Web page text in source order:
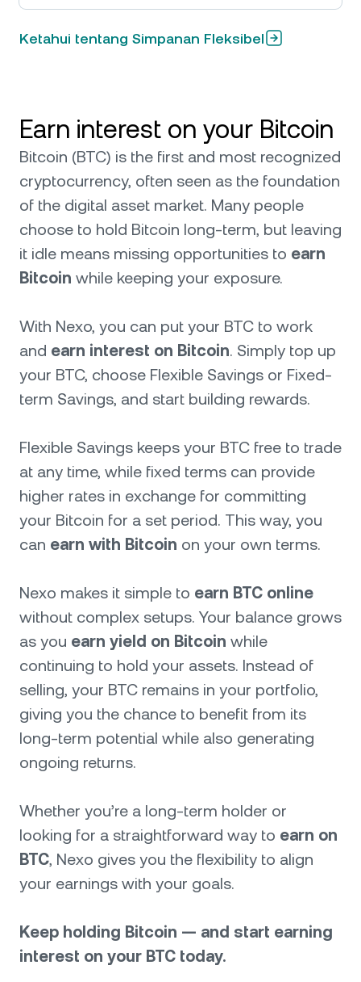
Ketahui tentang Simpanan Fleksibel
Earn interest on your Bitcoin
Bitcoin (BTC) is the first and most recognized
cryptocurrency, often seen as the foundation
of the digital asset market. Many people
choose to hold Bitcoin long-term, but leaving
it idle means missing opportunities to earn
Bitcoin while keeping your exposure.
With Nexo, you can put your BTC to work
and earn interest on Bitcoin. Simply top up
your BTC, choose Flexible Savings or Fixed-
term Savings, and start building rewards.
Flexible Savings keeps your BTC free to trade
at any time, while fixed terms can provide
higher rates in exchange for committing
your Bitcoin for a set period. This way, you
can earn with Bitcoin on your own terms.
Nexo makes it simple to earn BTC online
without complex setups. Your balance grows
as you earn yield on Bitcoin while
continuing to hold your assets. Instead of
selling, your BTC remains in your portfolio,
giving you the chance to benefit from its
long-term potential while also generating
ongoing returns.
Whether you’re a long-term holder or
looking for a straightforward way to earn on
BTC, Nexo gives you the flexibility to align
your earnings with your goals.
Keep holding Bitcoin — and start earning
interest on your BTC today.